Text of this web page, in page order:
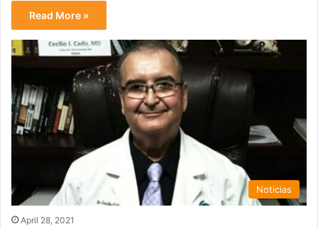
Read More »
Noticias
April 28, 2021